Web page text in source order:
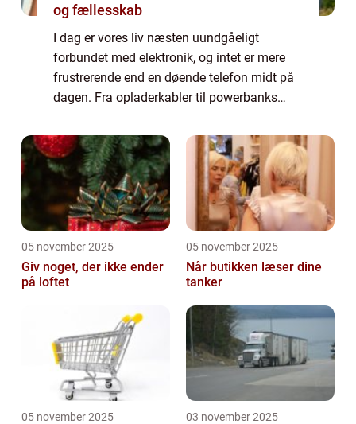
og fællesskab
I dag er vores liv næsten uundgåeligt
forbundet med elektronik, og intet er mere
frustrerende end en døende telefon midt på
dagen. Fra opladerkabler til powerbanks
uanse...
05 november 2025
Giv noget, der ikke ender
på loftet
05 november 2025
Når butikken læser dine
tanker
05 november 2025 03 november 2025